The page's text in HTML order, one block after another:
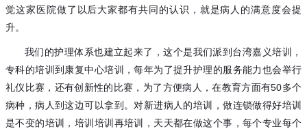
觉这家医院做了以后大家都有共同的认识，就是病人的满意度会提
升。
我们的护理体系也建立起来了，这个是我们派到台湾嘉义培训，
专科的培训到康复中心培训，每年为了提升护理的服务能力也会举行
礼仪比赛，还有创新性的比赛，为了方便病人，在教育方面有50多个
病种，病人到这边可以拿到。对新进病人的培训，做连锁做得好培训
是不变的培训，培训培训再培训，天天都在做这个事，每个专业每个